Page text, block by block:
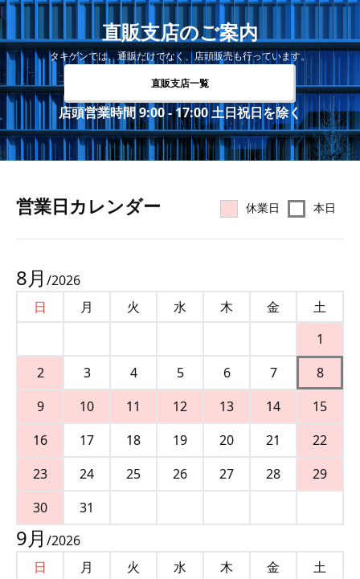
直販支店のご案内
タキゲンでは、通販だけでなく、店頭販売も行っています。
直販支店一覧
店頭営業時間 9:00 - 17:00 土日祝日を除く
営業⽇カレンダー 休業日 本日
8月 /2026
日
月 火 水 木 金
土
1
2
3 4 5 6 7
8
9
10 11 12 13 14
15
16
17 18 19 20 21
22
23
24 25 26 27 28
29
30
31
9月 /2026
日
月 火 水 木 金
土